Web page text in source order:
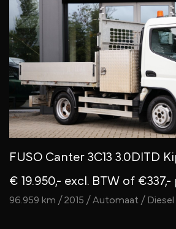
FUSO Canter 3C13 3.0DITD
€ 19.950,- excl. BTW of €337,-
96.959 km / 2015 / Automaat / Diesel